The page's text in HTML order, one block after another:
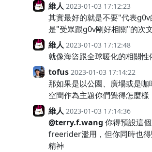
維人 2023-01-03 17:12:23
其實最好的就是不要"代表
是"受眾跟g0v剛好相關"的次
維人 2023-01-03 17:12:48
就像海盜跟全球暖化的相關性
tofus 2023-01-03 17:14:22
那如果是以公園、廣場或是咖
空間作為主題你們覺得怎麼樣
維人 2023-01-03 17:14:36
@terry.f.wang 你得預設這
freerider濫用，但你同時也
精神